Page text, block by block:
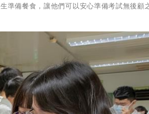
準備餐食，讓他們可以安心準備考試無後顧